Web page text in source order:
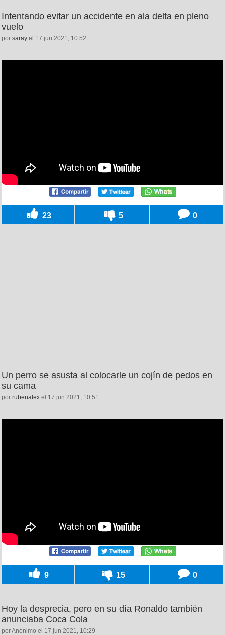
Intentando evitar un accidente en ala delta en pleno
vuelo
por saray el 17 jun 2021, 10:52
23 5 0
Un perro se asusta al colocarle un cojín de pedos en
su cama
por rubenalex el 17 jun 2021, 10:51
9 15 0
Hoy la desprecia, pero en su día Ronaldo también
anunciaba Coca Cola
por Anónimo el 17 jun 2021, 10:29